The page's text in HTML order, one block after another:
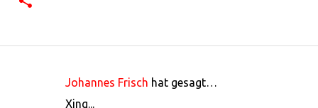
Johannes Frisch hat gesagt…
Xing...